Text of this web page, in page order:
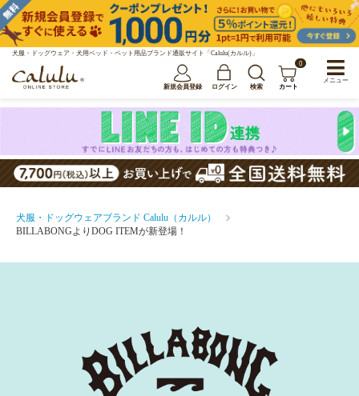
犬服・ドッグウェア・犬用ベッド・ペット用品ブランド通販サイト「Calulu(カルル)」
新規会員登録 ログイン 検索
0
カート
犬服・ドッグウェアブランド Calulu（カルル）
BILLABONGよりDOG ITEMが新登場！
メニュー